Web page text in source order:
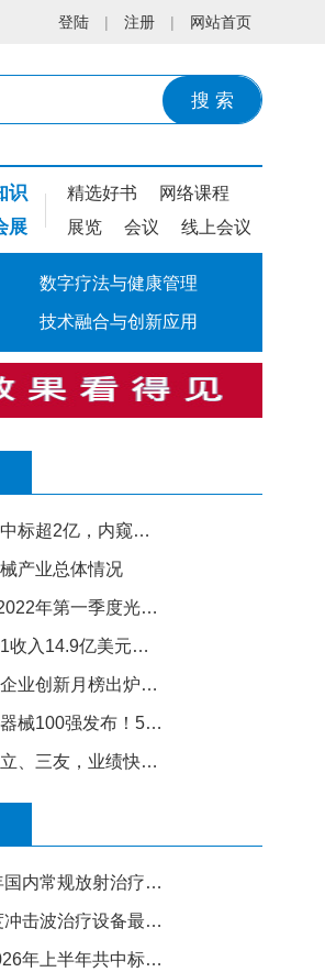
登陆 | 注册 | 网站首页
搜 索
识 精选好书 网络课程
展 展览 会议 线上会议
数字疗法与健康管理
技术融合与创新应用
，内窥镜采购排行来了！
产业总体情况
设备招采报告：为人光大狂揽2成中标份额
装机311台，手术量同步增长19%
出炉，医用成像成融资热门领域
布！5家中国企业上榜，迈瑞缺席
三友，业绩快报公布
放射治疗类设备市场观察
宇医疗、医迈斯、慧康排名前三，XY-K-MEDICAL系列广受欢迎
31444台，迈瑞、科曼、飞利浦排前三